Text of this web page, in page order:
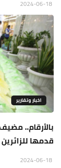
اخبار وتقارير
بالأرقام..
قدمها